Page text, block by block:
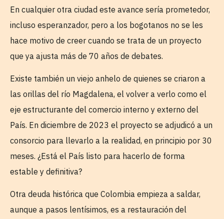
En cualquier otra ciudad este avance sería prometedor,
incluso esperanzador, pero a los bogotanos no se les
hace motivo de creer cuando se trata de un proyecto
que ya ajusta más de 70 años de debates.
Existe también un viejo anhelo de quienes se criaron a
las orillas del río Magdalena, el volver a verlo como el
eje estructurante del comercio interno y externo del
País. En diciembre de 2023 el proyecto se adjudicó a un
consorcio para llevarlo a la realidad, en principio por 30
meses. ¿Está el País listo para hacerlo de forma
estable y definitiva?
Otra deuda histórica que Colombia empieza a saldar,
aunque a pasos lentísimos, es a restauración del